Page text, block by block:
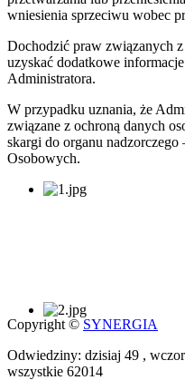
wniesienia sprzeciwu wobec
Dochodzić praw związanych
uzyskać dodatkowe
Administratora.
W przypadku uznania, że
związane z ochroną danych
skargi do organu
Osobowych.
Copyright © SYNERGIA
Odwiedziny: dzisiaj 49 ,
wszystkie 62014